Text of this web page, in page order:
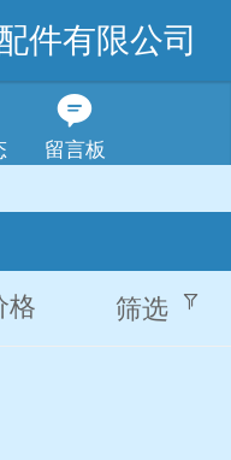
件有限公司
留言板
格 筛选